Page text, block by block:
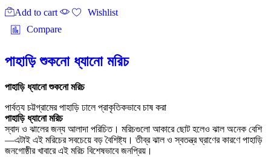
Add to cart
Wishlist
Compare
পাহাড়ি শুকনো ধ্যানো মরিচ
পাহাড়ি ধ্যানো শুকনো মরিচ
পার্বত্য চট্টগ্রামের পাহাড়ি ঢালে প্রাকৃতিকভাবে চাষ করা
পাহাড়ি ধ্যানো মরিচ
স্বাদ ও ঝালের জন্য আলাদা পরিচিত। মরিচগুলো আকারে ছোট হলেও ঝাল অনেক বেশি
—এটাই এই মরিচের সবচেয়ে বড় বৈশিষ্ট্য। তীব্র ঝাল ও স্বতন্ত্র ঘ্রাণের কারণে পাহাড়ি
জনগোষ্ঠীর খাবারে এই মরিচ বিশেষভাবে জনপ্রিয়।